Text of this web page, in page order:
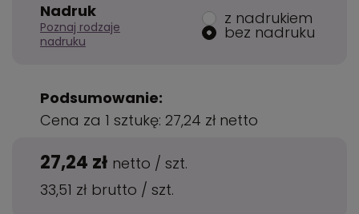
Nadruk
Poznaj rodzaje
nadruku
z nadrukiem
bez nadruku
Podsumowanie:
Cena za 1 sztukę: 27,24 zł netto
27,24 zł netto / szt.
33,51 zł brutto / szt.